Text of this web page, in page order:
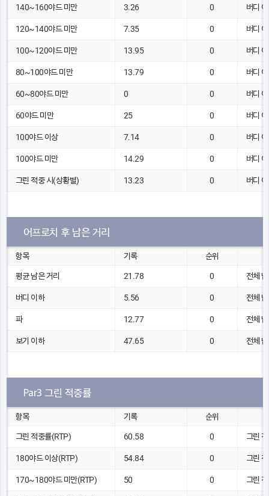
140~160야드 미만 3.26 0 버디
120~140야드 미만 7.35 0 버디
100~120야드 미만 13.95 0 버디
80~100야드 미만 13.79 0 버디
60~80야드 미만 0 0 버디
60야드 미만 25 0 버디
100야드 이상 7.14 0 버디
100야드 미만 14.29 0 버디
그린 적중 시(상황별) 13.23 0 버디
어프로치 후 남은 거리
항목 기록 순위
평균 남은 거리 21.78 0 전체
버디 이하 5.56 0 전체
파 12.77 0 전체
보기 이하 47.65 0 전체
Par3 그린 적중률
항목 기록 순위
그린 적중률(RTP) 60.58 0 그린
180야드 이상(RTP) 54.84 0 그린
170~180야드 미만(RTP) 50 0 그린